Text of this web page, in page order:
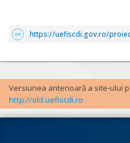
https://uefiscdi.gov.ro/
Versiunea anterioară a site-ului
http://old.uefiscdi.ro